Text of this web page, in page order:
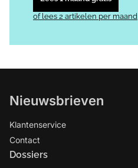
of lees 2 artikelen per maand
Nieuwsbrieven
Klantenservice
Contact
Dossiers